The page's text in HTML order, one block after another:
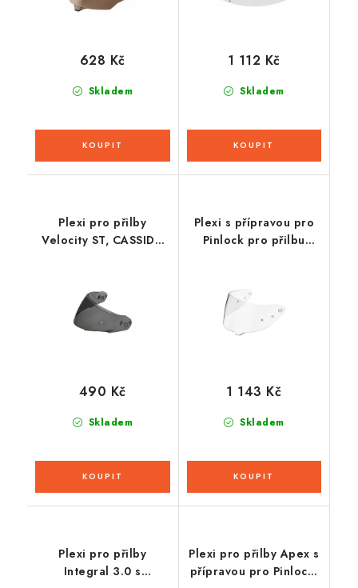
Skladem
628 Kč
Skladem
1 112 Kč
Plexi pro přilby
Velocity ST, CASSIDA
Skladem
490 Kč
Plexi s přípravou pro
Pinlock pro přilbu
Skladem
1 143 Kč
Plexi pro přilby
Integral 3.0 s
Plexi pro přilby Apex s
přípravou pro Pinlock,